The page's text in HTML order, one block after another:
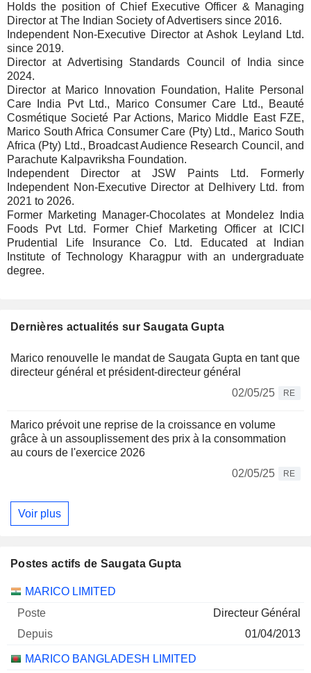
Holds the position of Chief Executive Officer & Managing
Director at The Indian Society of Advertisers since 2016.
Independent Non-Executive Director at Ashok Leyland Ltd.
since 2019.
Director at Advertising Standards Council of India since
2024.
Director at Marico Innovation Foundation, Halite Personal
Care India Pvt Ltd., Marico Consumer Care Ltd., Beauté
Cosmétique Societé Par Actions, Marico Middle East FZE,
Marico South Africa Consumer Care (Pty) Ltd., Marico South
Africa (Pty) Ltd., Broadcast Audience Research Council, and
Parachute Kalpavriksha Foundation.
Independent Director at JSW Paints Ltd. Formerly
Independent Non-Executive Director at Delhivery Ltd. from
2021 to 2026.
Former Marketing Manager-Chocolates at Mondelez India
Foods Pvt Ltd. Former Chief Marketing Officer at ICICI
Prudential Life Insurance Co. Ltd. Educated at Indian
Institute of Technology Kharagpur with an undergraduate
degree.
Dernières actualités sur Saugata Gupta
Marico renouvelle le mandat de Saugata Gupta en tant que
directeur général et président-directeur général
02/05/25
RE
Marico prévoit une reprise de la croissance en volume
grâce à un assouplissement des prix à la consommation
au cours de l'exercice 2026
02/05/25
RE
Voir plus
Postes actifs de Saugata Gupta
Sociétés Poste Début
MARICO LIMITED
Directeur Général
01/04/2013
MARICO BANGLADESH LIMITED